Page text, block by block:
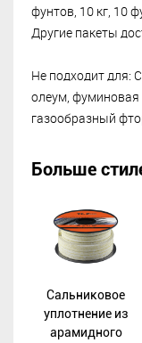
фунтов, 10 кг, 10
Другие пакеты
Не подходит для:
олеум, фуминовая
газообразный
Больше
Сальниковое
уплотнение из
арамидного